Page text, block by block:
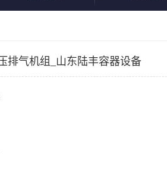
排气机组_山东陆丰容器设备